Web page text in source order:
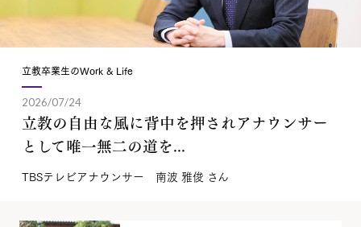
立教卒業生のWork & Life
2026/07/24
立教の自由な風に背中を押されアナウンサー
として唯一無二の道を...
TBSテレビアナウンサー 南波 雅俊 さん